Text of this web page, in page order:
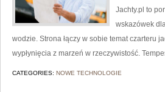
Jachty.pl to
wskazówek
wodzie. Strona łączy w sobie temat czarteru
wypłynięcia z marzeń w rzeczywistość.
CATEGORIES: NOWE TECHNOLOGIE